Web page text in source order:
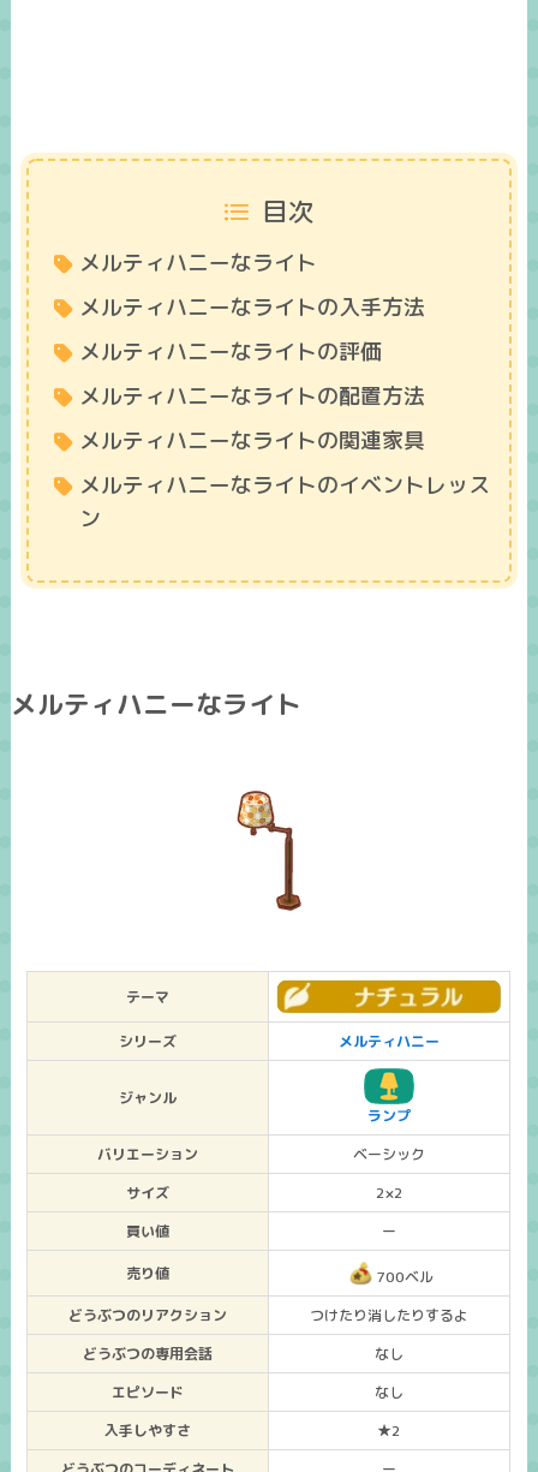
目次
メルティハニーなライト
メルティハニーなライトの入手方法
メルティハニーなライトの評価
メルティハニーなライトの配置方法
メルティハニーなライトの関連家具
メルティハニーなライトのイベントレッス
ン
メルティハニーなライト
テーマ
シリーズ メルティハニー
ジャンル
ランプ
バリエーション
ベーシック
サイズ
2×2
買い値
ー
売り値
700ベル
どうぶつのリアクション
つけたり消したりするよ
どうぶつの専用会話
なし
エピソード
なし
入手しやすさ
★2